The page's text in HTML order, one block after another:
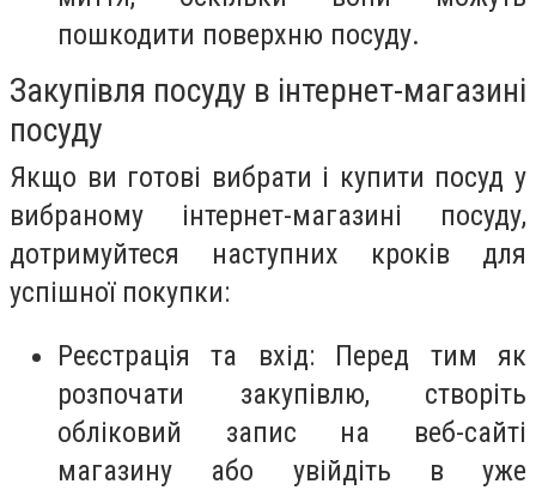
пошкодити поверхню посуду.
Закупівля посуду в інтернет-магазині
посуду
Якщо ви готові вибрати і купити посуд у
вибраному інтернет-магазині посуду,
дотримуйтеся наступних кроків для
успішної покупки:
Реєстрація та вхід: Перед тим як
розпочати закупівлю, створіть
обліковий запис на веб-сайті
магазину або увійдіть в уже